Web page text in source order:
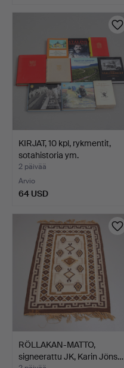
KIRJAT, 10 kpl, rykmentit,
sotahistoria ym.
2 päivää
Arvio
64 USD
RÖLLAKAN-MATTO,
signeerattu JK, Karin Jöns…